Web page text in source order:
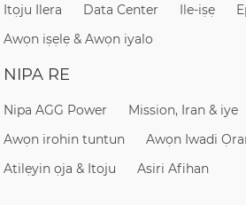
Itọju Ilera Data Center Ile-iṣẹ
Awọn iṣẹlẹ & Awọn iyalo
NIPA RE
Nipa AGG Power
Mission, Iran & iye
Awọn irohin tuntun
Awọn Iwadi
Atilẹyin ọja & Itoju
Asiri Afihan